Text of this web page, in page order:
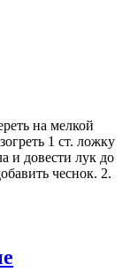
на мелкой
1 ст. ложку
и довести лук до
чеснок. 2.